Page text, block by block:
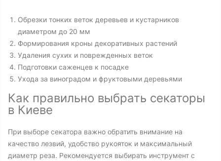
Обрезки тонких веток деревьев и кустарников
диаметром до 20 мм
Формирования кроны декоративных растений
Удаления сухих и поврежденных веток
Подготовки саженцев к посадке
Ухода за виноградом и фруктовыми деревьями
Как правильно выбрать секаторы
в Киеве
При выборе секатора важно обратить внимание на
качество лезвий, удобство рукояток и максимальный
диаметр реза. Рекомендуется выбирать инструмент с